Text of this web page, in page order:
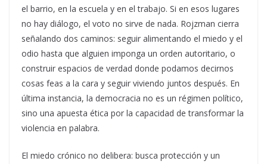
el barrio, en la escuela y en el trabajo. Si en esos lugares
no hay diálogo, el voto no sirve de nada. Rojzman cierra
señalando dos caminos: seguir alimentando el miedo y el
odio hasta que alguien imponga un orden autoritario, o
construir espacios de verdad donde podamos decirnos
cosas feas a la cara y seguir viviendo juntos después. En
última instancia, la democracia no es un régimen político,
sino una apuesta ética por la capacidad de transformar la
violencia en palabra.
El miedo crónico no delibera: busca protección y un